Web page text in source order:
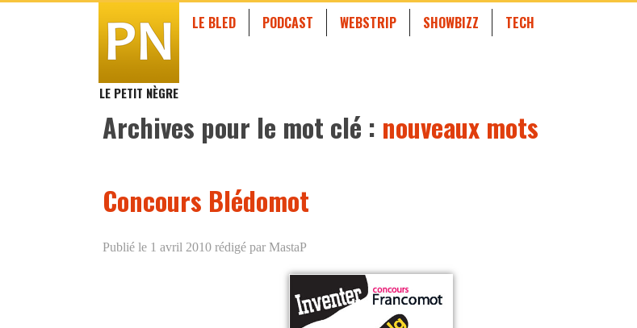
LE PETIT NÈGRE
LE BLED PODCAST WEBSTRIP SHOWBIZZ TECH
Archives pour le mot clé : nouveaux mots
Concours Blédomot
Publié le 1 avril 2010 rédigé par MastaP